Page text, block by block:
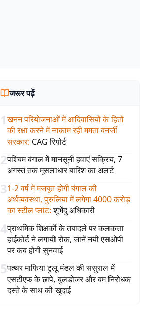
जरूर पढ़ें
1खनन परियोजनाओं में आदिवासियों के हितों
की रक्षा करने में नाकाम रही ममता बनर्जी
सरकार: CAG रिपोर्ट
2पश्चिम बंगाल में मानसूनी हवाएं सक्रिय, 7
अगस्त तक मूसलाधार बारिश का अलर्ट
31-2 वर्ष में मजबूत होगी बंगाल की
अर्थव्यवस्था, पुरुलिया में लगेगा 4000 करोड़
का स्टील प्लांट: शुभेंदु अधिकारी
4प्राथमिक शिक्षकों के तबादले पर कलकत्ता
हाईकोर्ट ने लगायी रोक, जानें नयी एसओपी
पर कब होगी सुनवाई
5पत्थर माफिया टुलू मंडल की ससुराल में
एसटीएफ के छापे, बुलडोजर और बम निरोधक
दस्ते के साथ की खुदाई